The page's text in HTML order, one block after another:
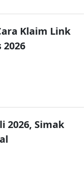
Klaim Link
2026, Simak